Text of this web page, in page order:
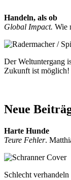
Handeln, als ob
Global Impact. Wie
Der Weltuntergang
Zukunft ist möglich!
Neue
Harte Hunde
Teure Fehler.
Schlecht